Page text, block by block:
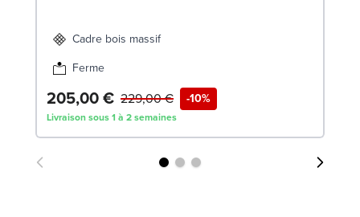
Cadre bois massif
Ferme
205,00 € -10%
229,00 €
Livraison sous 1 à 2 semaines